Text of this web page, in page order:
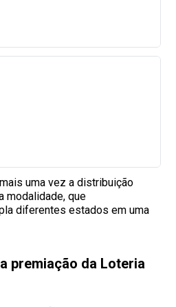
uma vez a distribuição
modalidade, que
diferentes estados em uma
premiação da Loteria